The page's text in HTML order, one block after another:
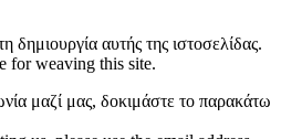
δημιουργία αυτής της ιστοσελίδας.
for weaving this site.
μαζί μας, δοκιμάστε το παρακάτω